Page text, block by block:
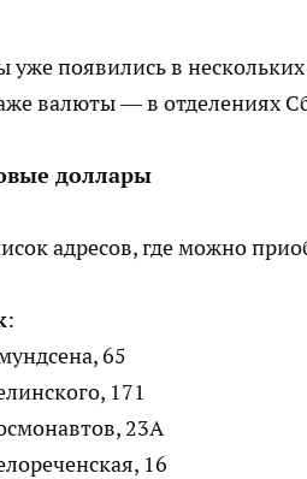
уже появились в
валюты — в отделениях
доллары
адресов, где можно
:
65
171
23А
16